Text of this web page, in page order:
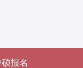
硕报名